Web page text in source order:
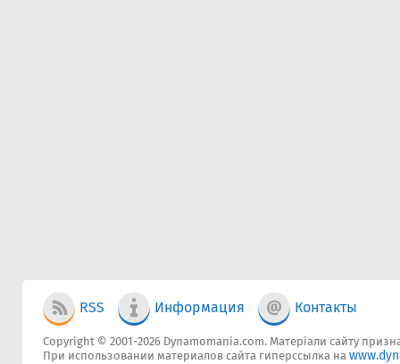
RSS Информация Контакты
Copyright © 2001-2026 Dynamomania.com. Матеріали сайту
При использовании материалов сайта гиперссылка на